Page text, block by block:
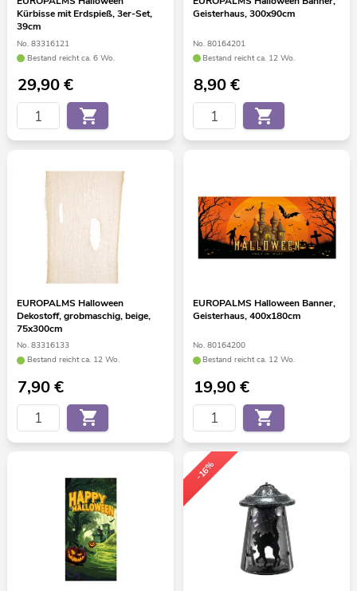
Kürbisse mit Erdspieß, 3er-Set,
39cm
No. 83316121
Bestand reicht ca. 6 Wo.
29,90€
Geisterhaus, 300x90cm
No. 80164201
Bestand reicht ca. 12 Wo.
8,90€
EUROPALMS Halloween
Dekostoff, grobmaschig, beige,
75x300cm
No. 83316133
Bestand reicht ca. 12 Wo.
7,90€
EUROPALMS Halloween Banner,
Geisterhaus, 400x180cm
No. 80164200
Bestand reicht ca. 12 Wo.
19,90€
-16%